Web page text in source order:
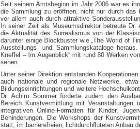
Seit seinem Amtsbeginn im Jahr 2006 war es
die Sammlung zu eröffnen, nicht nur durch das
vor allem auch durch attraktive
In seiner Zeit als Museumsdirektor betreute
die Aktualität des Surrealismus von der
darunter einige Blockbuster wie „The World of
Ausstellungs- und Sammlungskataloge
Kneffel – Im Augenblick“ mit rund 80 Werken
sehen.
Unter seiner Direktion entstanden
auch nationale und regionale Netzwerke,
Bildungseinrichtungen und weitere
Dr. Achim Sommer förderte zudem den
Bereich Kunstvermittlung mit
integrativen Online-Formaten für Kinder,
Behinderungen. Die Workshops der
statt, im barrierefreien, lichtdurchfluteten Anbau